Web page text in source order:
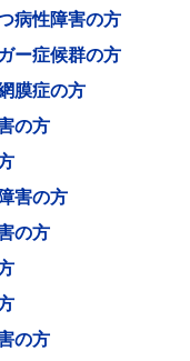
病性障害の方
ー症候群の方
膜症の方
の方
害の方
の方
の方